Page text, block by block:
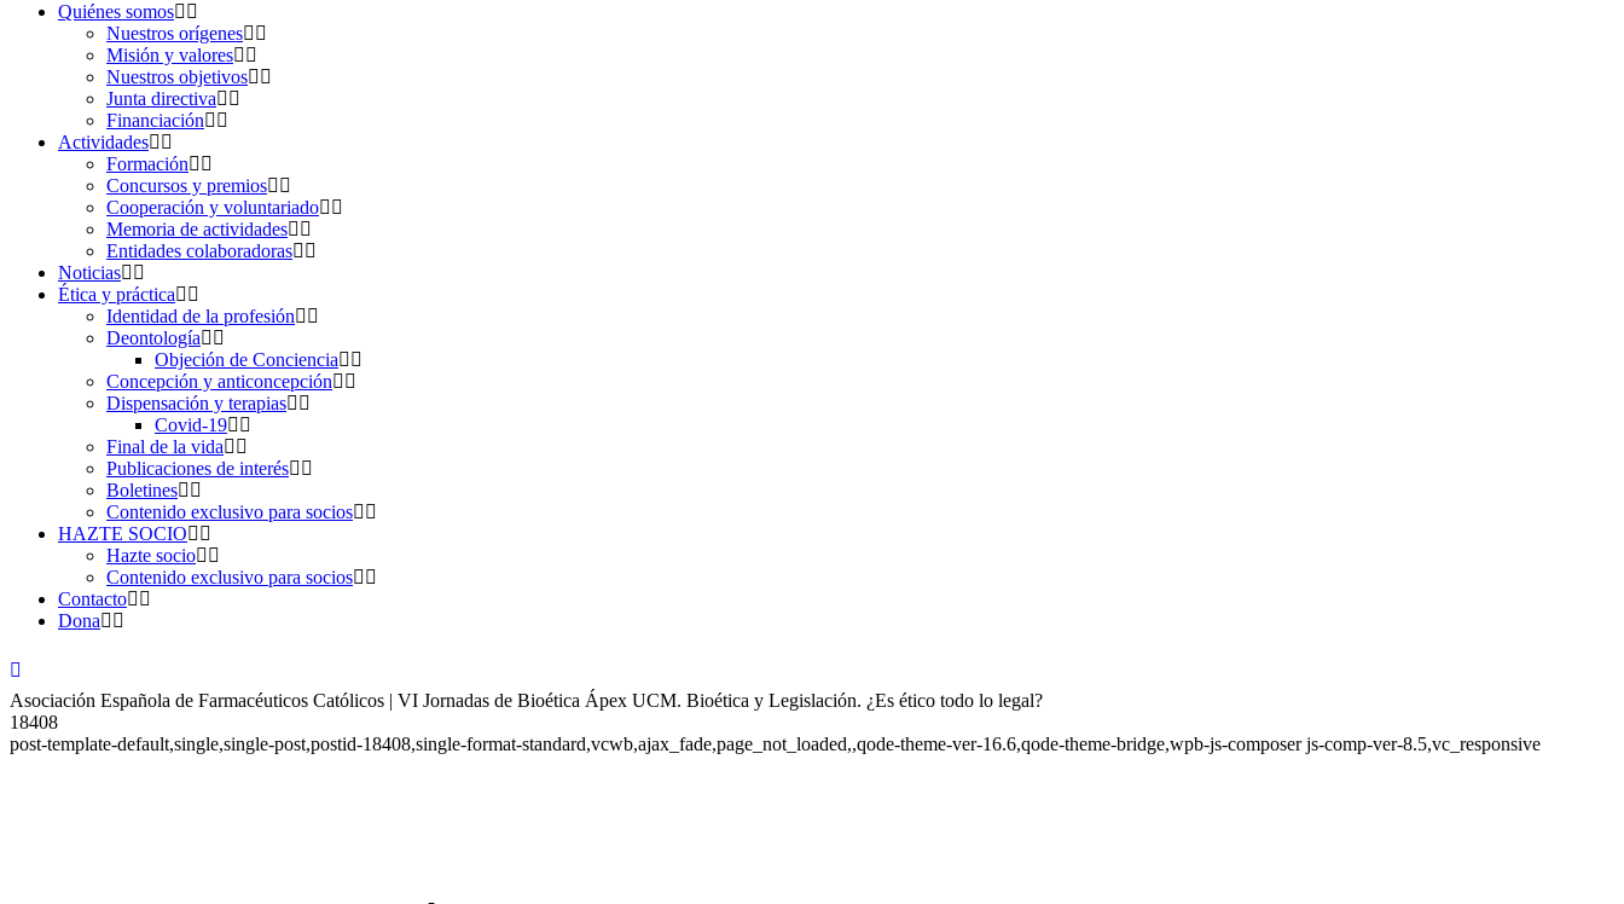
Quiénes somos
Nuestros orígenes
Misión y valores
Nuestros objetivos
Junta directiva
Financiación
Actividades
Formación
Concursos y premios
Cooperación y voluntariado
Memoria de actividades
Entidades colaboradoras
Noticias
Ética y práctica
Identidad de la profesión
Deontología
Objeción de Conciencia
Concepción y anticoncepción
Dispensación y terapias
Covid-19
Final de la vida
Publicaciones de interés
Boletines
Contenido exclusivo para socios
HAZTE SOCIO
Hazte socio
Contenido exclusivo para socios
Contacto
Dona
Asociación Española de Farmacéuticos Católicos | VI Jornadas de Bioética Ápex UCM. Bioética y Legislación. ¿Es ético todo lo legal?
18408
post-template-default,single,single-post,postid-18408,single-format-standard,vcwb,ajax_fade,page_not_loaded,,qode-theme-ver-16.6,qode-theme-bridge,wpb-js-composer js-comp-ver-8.5,vc_responsive